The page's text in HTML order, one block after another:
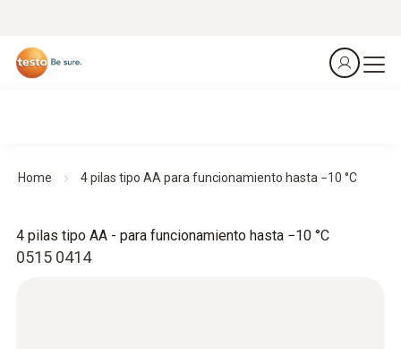
Home 4 pilas tipo AA para funcionamiento hasta −10 °C
0515 0414
4 pilas tipo AA - para funcionamiento hasta −10 °C